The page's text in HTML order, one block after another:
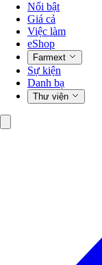
Nổi bật
Giá cả
Việc làm
eShop
Farmext
Sự kiện
Danh bạ
Thư viện